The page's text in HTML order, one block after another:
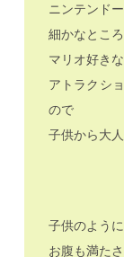
ニンテンド
細かなとこ
マリオ好き
アトラクシ
ので
子供から大
子供のよう
お腹も満た